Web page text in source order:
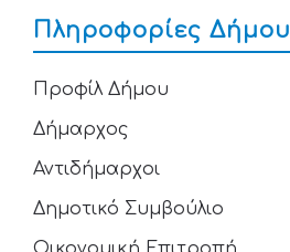
Πληροφορίες Δήμου
Προφίλ Δήμου
Δήμαρχος
Αντιδήμαρχοι
Δημοτικό Συμβούλιο